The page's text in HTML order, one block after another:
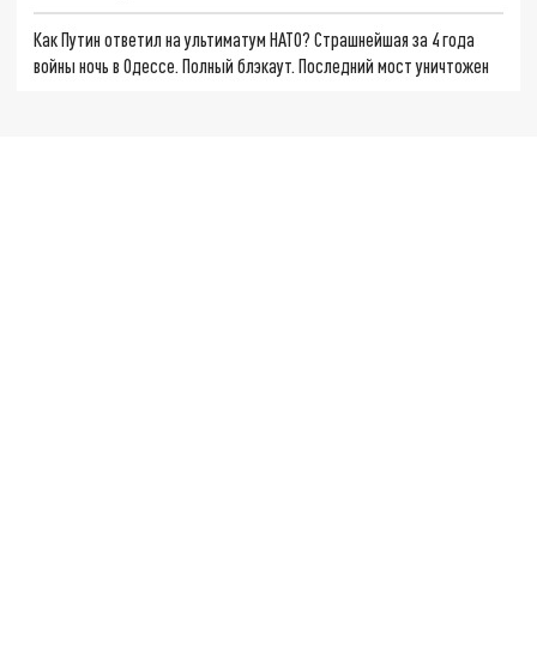
Как Путин ответил на ультиматум НАТО? Страшнейшая за 4 года
войны ночь в Одессе. Полный блэкаут. Последний мост уничтожен